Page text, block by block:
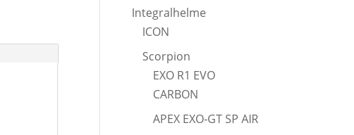
Integralhelme
ICON
Scorpion
EXO R1 EVO
CARBON
APEX EXO-GT SP AIR